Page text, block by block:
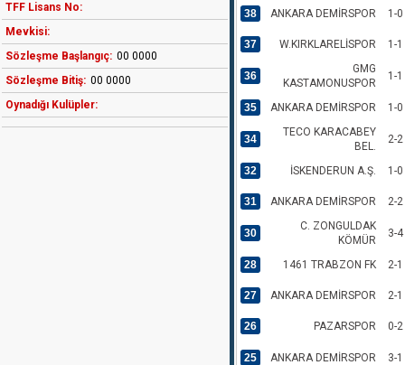
TFF Lisans No:
Mevkisi:
Sözleşme Başlangıç: 00 0000
Sözleşme Bitiş: 00 0000
Oynadığı Kulüpler:
38 ANKARA DEMİRSPOR 1-0
37 W.KIRKLARELİSPOR 1-1
36
GMG
KASTAMONUSPOR
1-1
35 ANKARA DEMİRSPOR 1-0
34
TECO KARACABEY
BEL.
2-2
32 İSKENDERUN A.Ş. 1-0
31 ANKARA DEMİRSPOR 2-2
30
C. ZONGULDAK
KÖMÜR
3-4
28 1461 TRABZON FK 2-1
27 ANKARA DEMİRSPOR 2-1
26 PAZARSPOR 0-2
25 ANKARA DEMİRSPOR 3-1